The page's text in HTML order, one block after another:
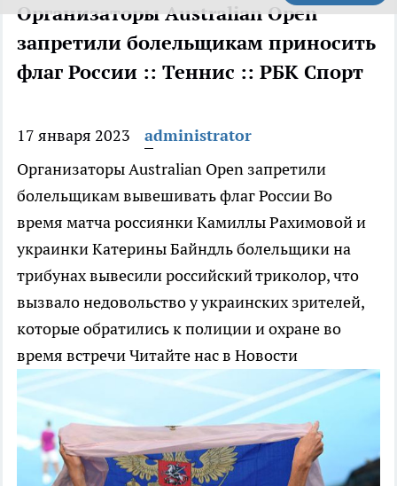
Организаторы Australian Open
запретили болельщикам приносить
флаг России :: Теннис :: РБК Спорт
17 января 2023
administrator
Организаторы Australian Open запретили
болельщикам вывешивать флаг РоссииВо
время матча россиянки Камиллы Рахимовой и
украинки Катерины Байндль болельщики на
трибунах вывесили российский триколор, что
вызвало недовольство у украинских зрителей,
которые обратились к полиции и охране во
время встречиЧитайте нас в Новости